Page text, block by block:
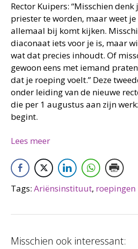
Rector Kuipers: “Misschien denk
priester te worden, maar weet
allemaal bij komt kijken.
diaconaat iets voor je is, maar
wat dat precies inhoudt. Of
gewoon eens met iemand
dat je roeping voelt.” Deze
onder leiding van de nieuwe
die per 1 augustus aan zijn
begint.
Lees meer
Tags:Ariënsinstituut, roepingen
Misschien ook interessant: